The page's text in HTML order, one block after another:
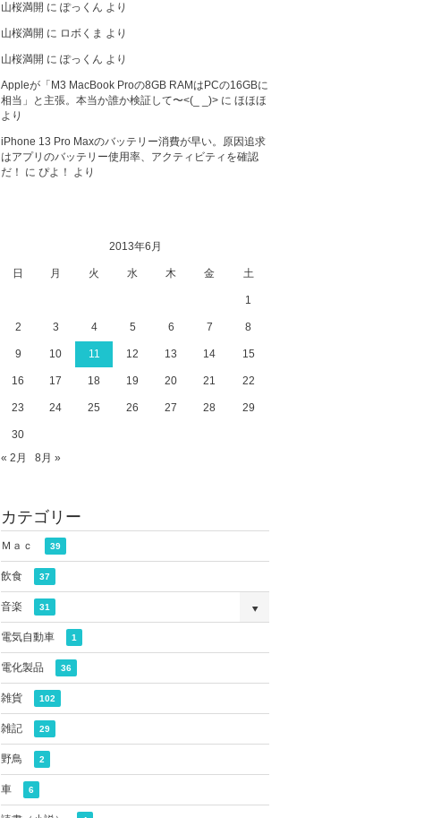
山桜満開 に ぽっくん より
山桜満開 に ロボくま より
山桜満開 に ぽっくん より
Appleが「M3 MacBook Proの8GB RAMはPCの16GBに
相当」と主張。本当か誰か検証して〜<(_ _)> に ほほほ
より
iPhone 13 Pro Maxのバッテリー消費が早い。原因追求
はアプリのバッテリー使用率、アクティビティを確認
だ！
に ぴよ！ より
2013年6月
日 月 火 水 木 金 土
1
2 3 4 5 6 7 8
9 10 11 12 13 14 15
16 17 18 19 20 21 22
23 24 25 26 27 28 29
30
« 2月
8月 »
カテゴリー
Ｍａｃ 39
飲食 37
音楽 31
電気自動車 1
電化製品 36
雑貨 102
雑記 29
野鳥 2
車 6